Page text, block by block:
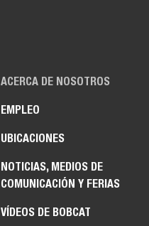
ACERCA DE NOSOTROS
EMPLEO
UBICACIONES
NOTICIAS, MEDIOS DE
COMUNICACIÓN Y FERIAS
VÍDEOS DE BOBCAT